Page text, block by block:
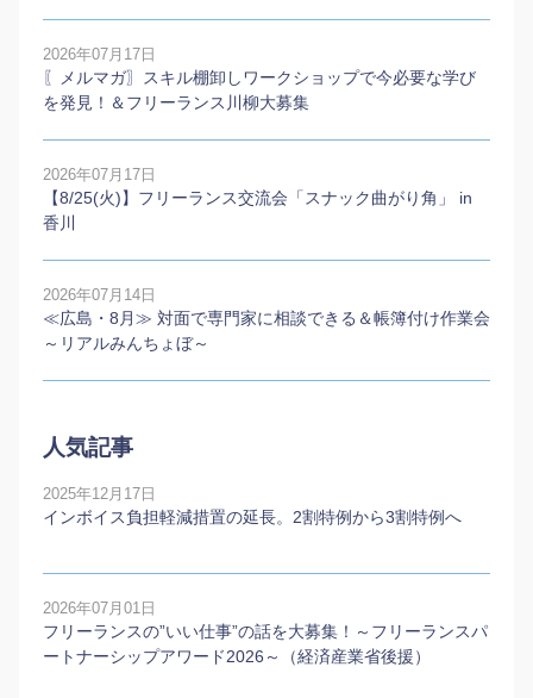
2026年07月17日
〖メルマガ〗スキル棚卸しワークショップで今必要な学び
を発見！＆フリーランス川柳大募集
2026年07月17日
【8/25(火)】フリーランス交流会「スナック曲がり角」 in
香川
2026年07月14日
≪広島・8月≫ 対面で専門家に相談できる＆帳簿付け作業会
～リアルみんちょぼ～
人気記事
2025年12月17日
インボイス負担軽減措置の延長。2割特例から3割特例へ
2026年07月01日
フリーランスの”いい仕事”の話を大募集！～フリーランスパ
ートナーシップアワード2026～（経済産業省後援）